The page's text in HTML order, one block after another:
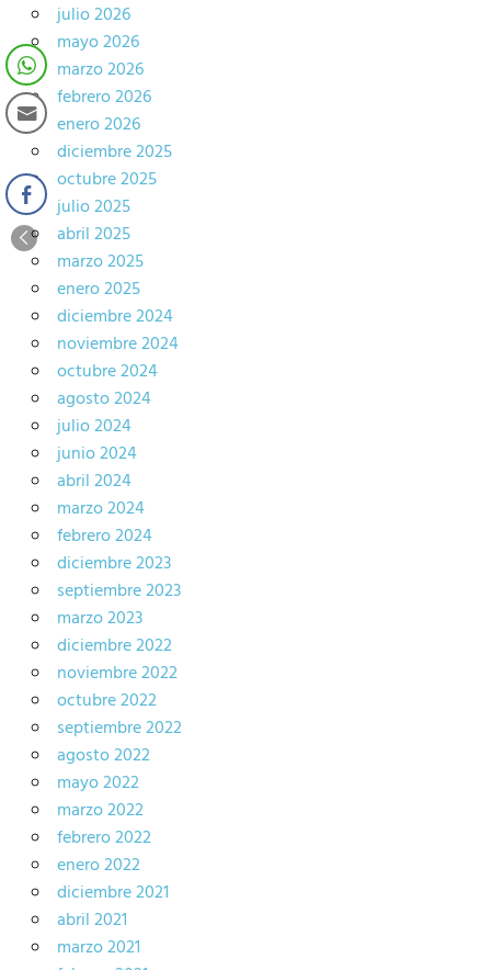
julio 2026
mayo 2026
marzo 2026
febrero 2026
enero 2026
diciembre 2025
octubre 2025
julio 2025
abril 2025
marzo 2025
enero 2025
diciembre 2024
noviembre 2024
octubre 2024
agosto 2024
julio 2024
junio 2024
abril 2024
marzo 2024
febrero 2024
diciembre 2023
septiembre 2023
marzo 2023
diciembre 2022
noviembre 2022
octubre 2022
septiembre 2022
agosto 2022
mayo 2022
marzo 2022
febrero 2022
enero 2022
diciembre 2021
abril 2021
marzo 2021